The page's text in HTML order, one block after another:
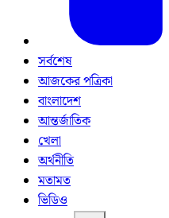
সর্বশেষ
আজকের পত্রিকা
বাংলাদেশ
আন্তর্জাতিক
খেলা
অর্থনীতি
মতামত
ভিডিও